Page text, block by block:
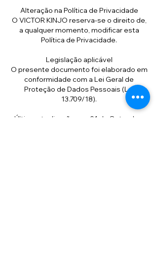
Alteração na Política de Privacidade
O VICTOR KINJO reserva-se o direito de,
a qualquer momento, modificar esta
Política de Privacidade.
Legislação aplicável
O presente documento foi elaborado em
conformidade com a Lei Geral de
Proteção de Dados Pessoais (Lei
13.709/18).
Última atualização em: 01 de Setembro